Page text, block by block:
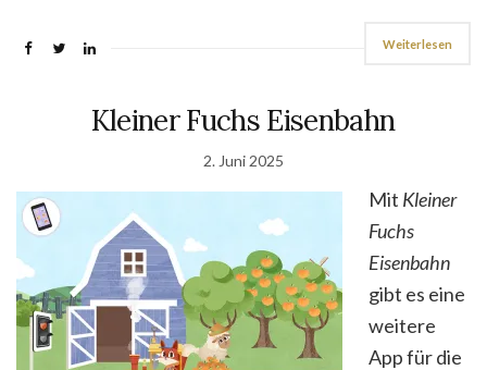
Weiterlesen
Kleiner Fuchs Eisenbahn
2. Juni 2025
Mit Kleiner
Fuchs
Eisenbahn
gibt es eine
weitere
App für die